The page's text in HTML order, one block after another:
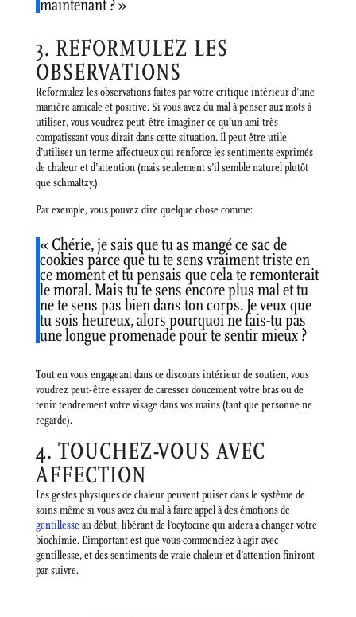
maintenant ? »
3. REFORMULEZ LES
OBSERVATIONS
Reformulez les observations faites par votre critique intérieur d’une
manière amicale et positive. Si vous avez du mal à penser aux mots à
utiliser, vous voudrez peut-être imaginer ce qu’un ami très
compatissant vous dirait dans cette situation. Il peut être utile
d’utiliser un terme affectueux qui renforce les sentiments exprimés
de chaleur et d’attention (mais seulement s’il semble naturel plutôt
que schmaltzy.)
Par exemple, vous pouvez dire quelque chose comme:
« Chérie, je sais que tu as mangé ce sac de
cookies parce que tu te sens vraiment triste en
ce moment et tu pensais que cela te remonterait
le moral. Mais tu te sens encore plus mal et tu
ne te sens pas bien dans ton corps. Je veux que
tu sois heureux, alors pourquoi ne fais-tu pas
une longue promenade pour te sentir mieux ?
Tout en vous engageant dans ce discours intérieur de soutien, vous
voudrez peut-être essayer de caresser doucement votre bras ou de
tenir tendrement votre visage dans vos mains (tant que personne ne
regarde).
4. TOUCHEZ-VOUS AVEC
AFFECTION
Les gestes physiques de chaleur peuvent puiser dans le système de
soins même si vous avez du mal à faire appel à des émotions de
gentillesseau début, libérant de l’ocytocine qui aidera à changer votre
biochimie. L’important est que vous commenciez à agir avec
gentillesse, et des sentiments de vraie chaleur et d’attention finiront
par suivre.